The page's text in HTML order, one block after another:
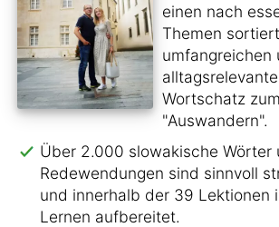
einen nach
Themen
umfangreichen
Wortschatz
"Auswandern".
Über 2.000 slowakische Wörter
Redewendungen sind sinnvoll
und innerhalb der 39 Lektionen
Lernen aufbereitet.